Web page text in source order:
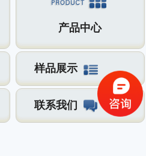
产品中心
样品展示
联系我们